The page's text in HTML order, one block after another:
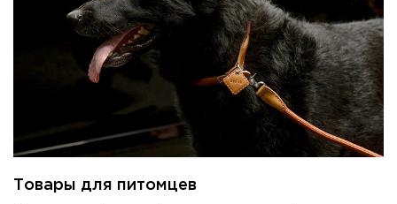
Товары для питомцев